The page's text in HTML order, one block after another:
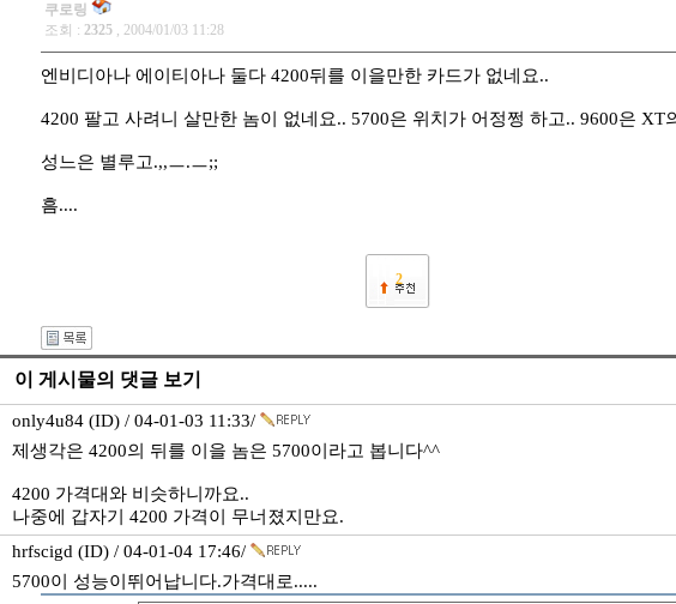
쿠로링
조회 : 2325 , 2004/01/03 11:28
엔비디아나 에이티아나 둘다 4200뒤를 이을만한 카드가 없네요..
4200 팔고 사려니 살만한 놈이 없네요.. 5700은 위치가 어정쩡 하고.. 9600은
성느은 별루고.,,ㅡ.ㅡ;;
흠....
2
이 게시물의 댓글 보기
only4u84 (ID) / 04-01-03 11:33/
제생각은 4200의 뒤를 이을 놈은 5700이라고 봅니다^^
4200 가격대와 비슷하니까요..
나중에 갑자기 4200 가격이 무너졌지만요.
hrfscigd (ID) / 04-01-04 17:46/
5700이 성능이뛰어납니다.가격대로.....